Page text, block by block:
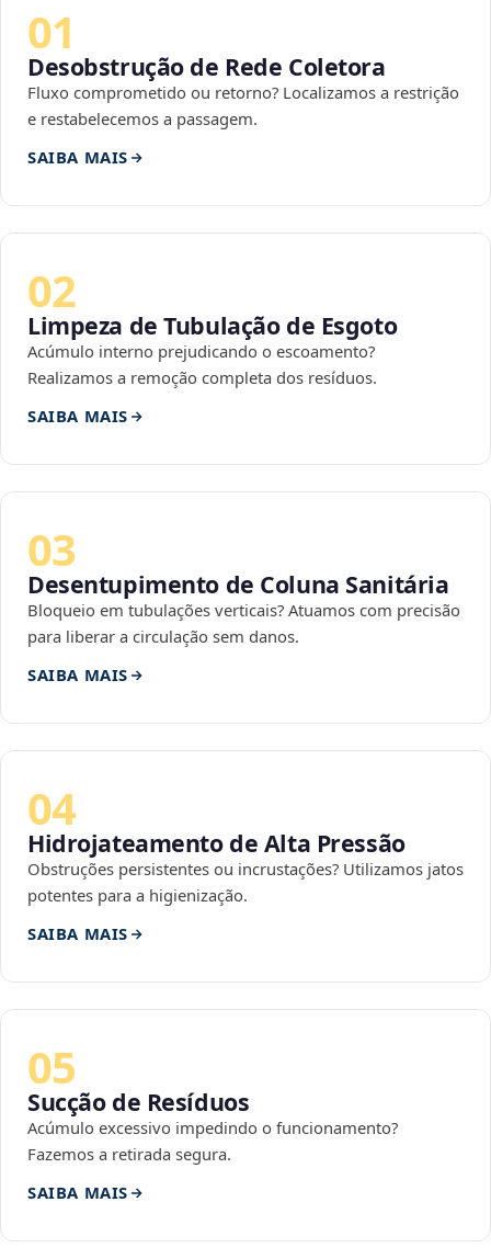
01
Desobstrução de Rede Coletora
Fluxo comprometido ou retorno? Localizamos a restrição
e restabelecemos a passagem.
SAIBA MAIS
02
Limpeza de Tubulação de Esgoto
Acúmulo interno prejudicando o escoamento?
Realizamos a remoção completa dos resíduos.
SAIBA MAIS
03
Desentupimento de Coluna Sanitária
Bloqueio em tubulações verticais? Atuamos com precisão
para liberar a circulação sem danos.
SAIBA MAIS
04
Hidrojateamento de Alta Pressão
Obstruções persistentes ou incrustações? Utilizamos jatos
potentes para a higienização.
SAIBA MAIS
05
Sucção de Resíduos
Acúmulo excessivo impedindo o funcionamento?
Fazemos a retirada segura.
SAIBA MAIS